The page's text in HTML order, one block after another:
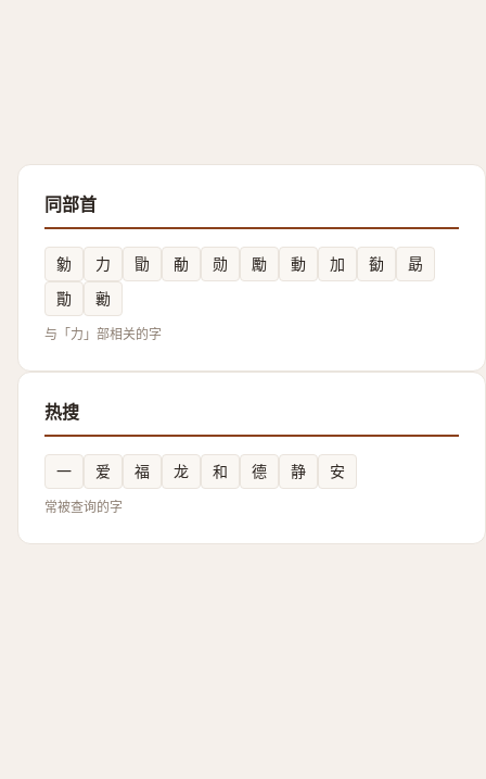
同部首
勨 力 勖 勈 勋 勵 動 加 㔦
勗
勩
勷
与「力」部相关的字
热搜
一 爱 福 龙 和 德 静 安
常被查询的字